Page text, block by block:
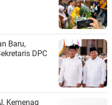
Baru,
DPC
Kemenag